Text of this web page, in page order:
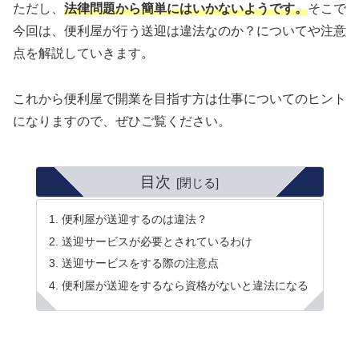
ただし、 法律問題から簡単にはいかないようです。そこで
今回は、便利屋が行う送迎は違法なのか？についてや注意
点を解説していきます。
これから便利屋で開業を目指す方は仕事についてのヒント
になりますので、ぜひご覧ください。
目次
便利屋が送迎するのは違法？
送迎サービスが必要とされているわけ
送迎サービスをする際の注意点
便利屋が送迎をするなら資格がないと違法になる